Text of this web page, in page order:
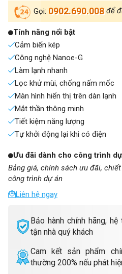
Gọi: 0902.690.008 để
Tính năng nổi bật
Cảm biến kép
Công nghệ Nanoe-G
Làm lạnh nhanh
Lọc khử mùi, chống nấm mốc
Màn hình hiển thị trên dàn lạnh
Mắt thần thông minh
Tiết kiệm năng lượng
Tự khởi động lại khi có điện
Bảo hành chính hãng,
tận nhà quý khách
Cam kết sản phẩm
thường 200% nếu phát
Ưu đãi dành cho công trình
Bảng giá, chính sách ưu đãi,
công trình dự án
Liên hệ ngay